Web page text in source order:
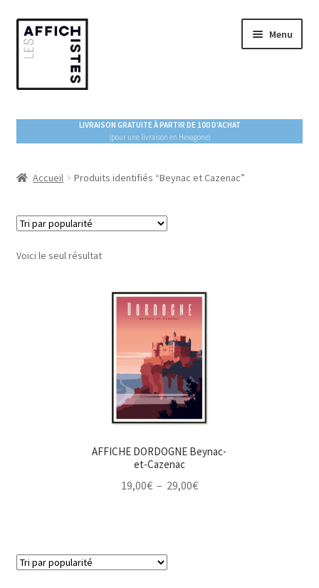
Aller
la
Aller
au
contenu
Menu
BOUTIQUE
Ouvrir
ESPACE PRO
À PROPOS
BLOG !
LIVRAISON GRATUITE À PARTIR DE 100 D'ACHAT
(pour une livraison en Hexagone)
Accueil Produits identifiés “Beynac et Cazenac”
Voici le seul résultat
AFFICHE DORDOGNE Beynac-
et-Cazenac
19,00€ – 29,00€Plage